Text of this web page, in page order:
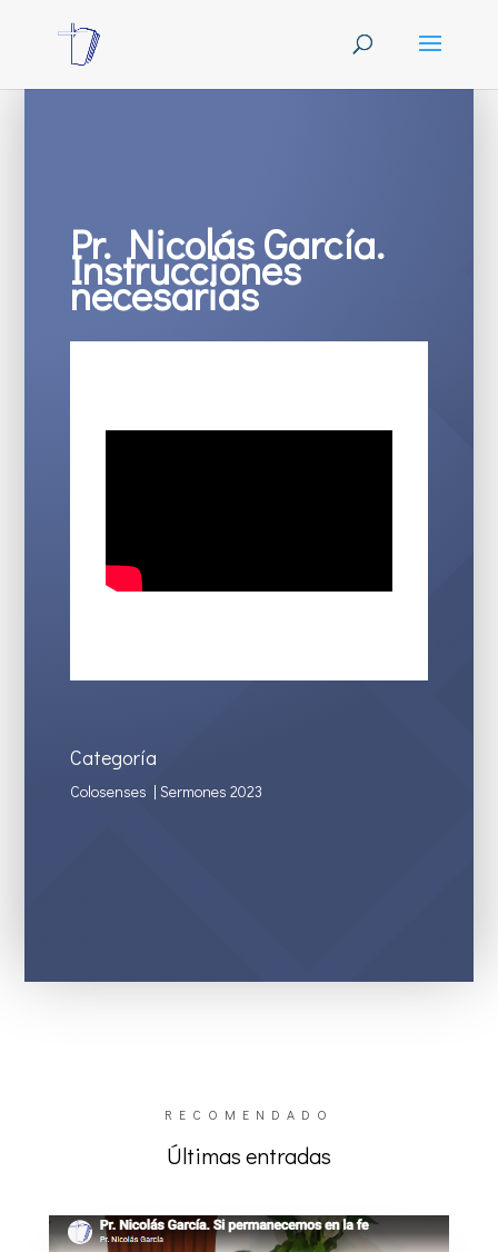
Pr. Nicolás García.
Instrucciones
necesarias
Categoría
Colosenses | Sermones 2023
RECOMENDADO
Últimas entradas